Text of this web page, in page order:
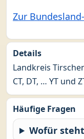
Zur
Details
Landkreis
CT, DT, … YT und
Häufige Fragen
Wofür